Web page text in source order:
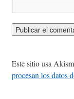
Este sitio usa
procesan los datos